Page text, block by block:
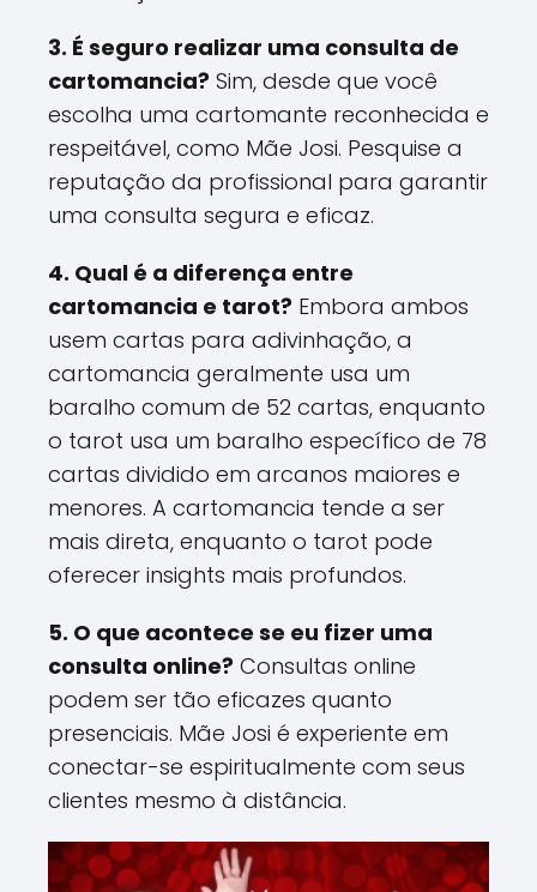
3. É seguro realizar uma consulta de
cartomancia? Sim, desde que você
escolha uma cartomante reconhecida e
respeitável, como Mãe Josi. Pesquise a
reputação da profissional para garantir
uma consulta segura e eficaz.
4. Qual é a diferença entre
cartomancia e tarot? Embora ambos
usem cartas para adivinhação, a
cartomancia geralmente usa um
baralho comum de 52 cartas, enquanto
o tarot usa um baralho específico de 78
cartas dividido em arcanos maiores e
menores. A cartomancia tende a ser
mais direta, enquanto o tarot pode
oferecer insights mais profundos​.
5. O que acontece se eu fizer uma
consulta online? Consultas online
podem ser tão eficazes quanto
presenciais. Mãe Josi é experiente em
conectar-se espiritualmente com seus
clientes mesmo à distância​.